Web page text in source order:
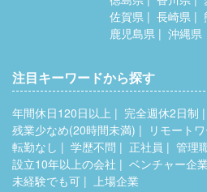
佐賀県
長崎県
鹿児島県
沖縄県
注目キーワードから探す
年間休日120日以上 完全週休2日制
残業少なめ(20時間未満)
リモート
転勤なし
学歴不問 正社員
管理
設立10年以上の会社
ベンチャー企業
未経験でも可
上場企業